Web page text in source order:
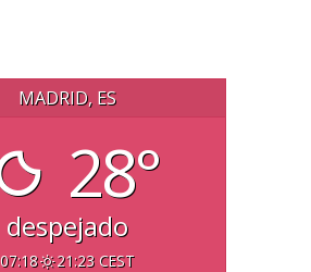
MADRID, ES
28°
despejado
07:18 21:23 CEST